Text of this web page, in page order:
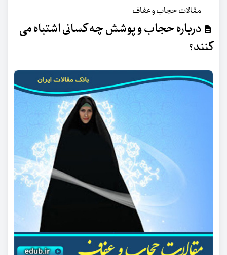
مقالات حجاب و عفاف
درباره حجاب و پوشش چه کسانی اشتباه می
کنند؟